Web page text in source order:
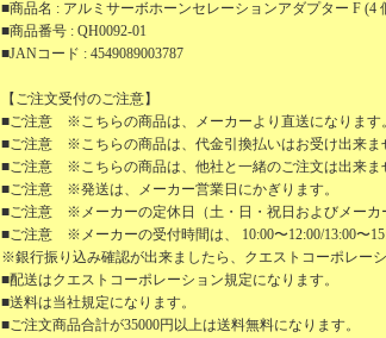
■商品名 : アルミサーボホーンセレーションアダプター F (4
■商品番号 : QH0092-01
■JANコード : 4549089003787
【ご注文受付のご注意】
■ご注意 ※こちらの商品は、メーカーより直送になります。
■ご注意 ※こちらの商品は、代金引換払いはお受け出来ま
■ご注意 ※こちらの商品は、他社と一緒のご注文は出来ま
■ご注意 ※発送は、メーカー営業日にかぎります。
■ご注意 ※メーカーの定休日（土・日・祝日およびメーカ
■ご注意 ※メーカーの受付時間は、 10:00〜12:00/13:00〜
※銀行振り込み確認が出来ましたら、クエストコーポレー
■配送はクエストコーポレーション規定になります。
■送料は当社規定になります。
■ご注文商品合計が35000円以上は送料無料になります。